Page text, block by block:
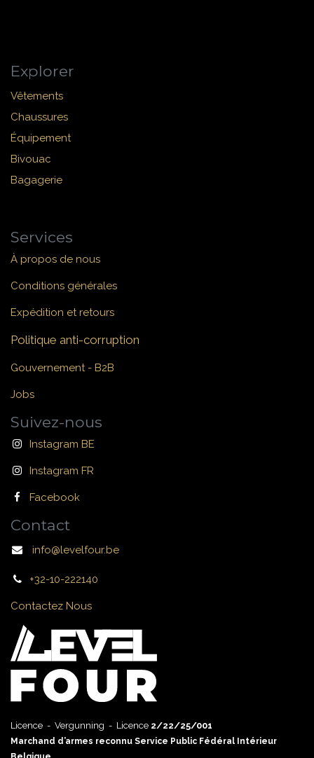
Explorer
Vêtements
Chaussures
Équipement
Bivouac
Bagagerie
Services
À propos de nous
Conditions générales
Expédition et retours
Politique anti-corruption
Gouvernement - B2B
Jobs
Suivez-nous
Instagram BE
Instagram FR
Facebook
Contact
info@levelfour.be
+32-10-222140
Contactez Nous
Licence - Vergunning - Licence 2/22/25/001
Marchand d’armes reconnu Service Public Fédéral Intérieur